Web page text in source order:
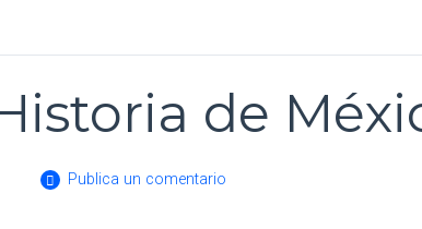
de
Publica un comentario